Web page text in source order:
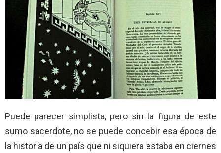
Puede parecer simplista, pero sin la figura de este
sumo sacerdote, no se puede concebir esa época de
la historia de un país que ni siquiera estaba en ciernes